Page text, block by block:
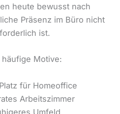
heute bewusst nach
Präsenz im Büro nicht
ist.
Motive:
für Homeoffice
Arbeitszimmer
Umfeld